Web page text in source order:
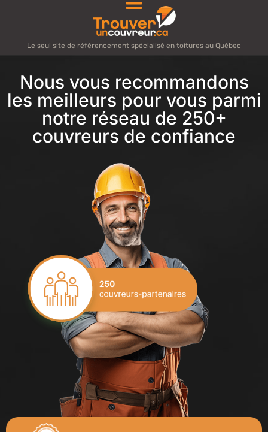
Le seul site de référencement spécialisé en toitures au Québec
Nous vous recommandons
les meilleurs pour vous parmi
notre réseau de 250+
couvreurs de confiance